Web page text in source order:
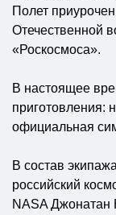
Полет
Отечественной
«Роскосмоса».
В настоящее
приготовления:
официальная
В состав
российский
NASA Джонатан